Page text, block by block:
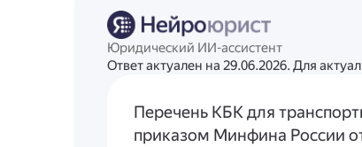
Юридический ИИ-ассистент
Ответ актуален на 29.06.2026. Для
Перечень КБК для
приказом Минфина России